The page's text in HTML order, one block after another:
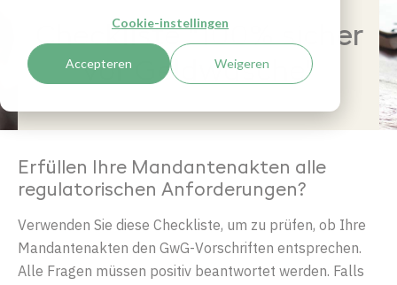
Cookie-instellingen
Accepteren Weigeren
Checkliste "100% sicher
vor Geldwäsche"
Erfüllen Ihre Mandantenakten alle
regulatorischen Anforderungen?
Verwenden Sie diese Checkliste, um zu prüfen, ob Ihre
Mandantenakten den GwG-Vorschriften entsprechen.
Alle Fragen müssen positiv beantwortet werden. Falls